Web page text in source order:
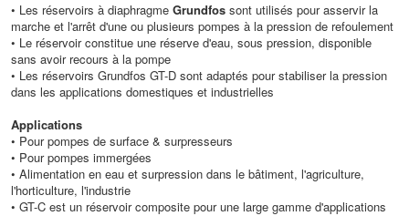
• Les réservoirs à diaphragme Grundfos sont utilisés pour asservir la
marche et l'arrêt d'une ou plusieurs pompes à la pression de refoulement
• Le réservoir constitue une réserve d'eau, sous pression, disponible
sans avoir recours à la pompe
• Les réservoirs Grundfos GT-D sont adaptés pour stabiliser la pression
dans les applications domestiques et industrielles
Applications
• Pour pompes de surface & surpresseurs
• Pour pompes immergées
• Alimentation en eau et surpression dans le bâtiment, l'agriculture,
l'horticulture, l'industrie
• GT-C est un réservoir composite pour une large gamme d'applications